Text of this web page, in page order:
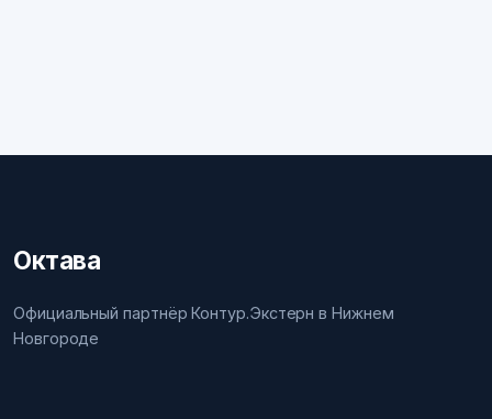
Октава
Официальный партнёр Контур.Экстерн в Нижнем
Новгороде